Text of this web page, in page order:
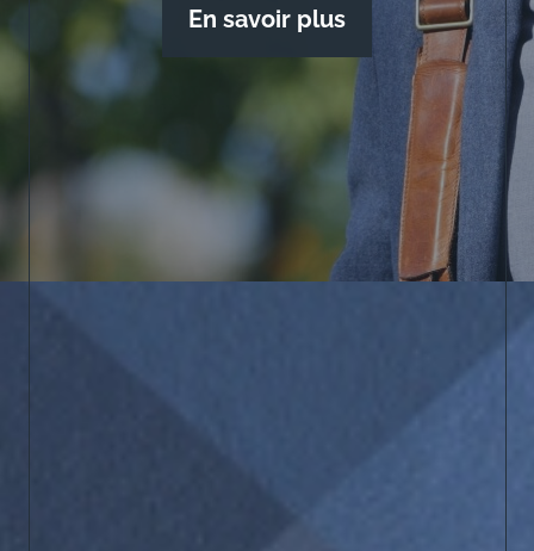
En savoir plus